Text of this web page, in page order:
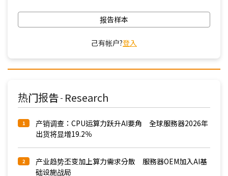
报告样本
己有帐户?登入
热门报告 - Research
1
产销调查：CPU运算力跃升AI要角 全球服務器2026年
出货将显增19.2％
2
产业趋势丕变加上算力需求分散 服務器OEM加入AI基
础设施战局